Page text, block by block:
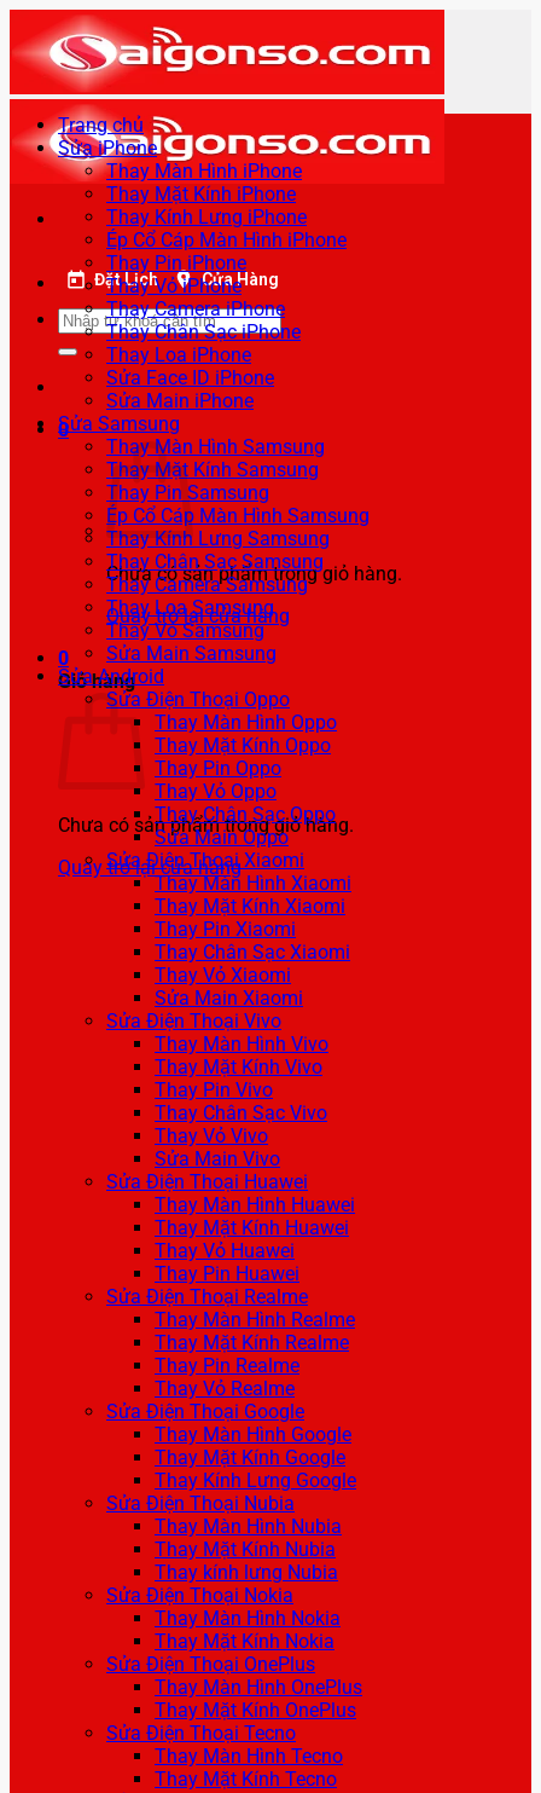
qua
nội
dung
Đặt Lịch Cửa Hàng
Tìm
kiếm:
0
Chưa có sản phẩm trong giỏ hàng.
Quay trở lại cửa hàng
0
Giỏ hàng
Chưa có sản phẩm trong giỏ hàng.
Quay trở lại cửa hàng
Trang chủ
Sửa iPhone
Thay Màn Hình iPhone
Thay Mặt Kính iPhone
Thay Kính Lưng iPhone
Ép Cổ Cáp Màn Hình iPhone
Thay Pin iPhone
Thay Vỏ iPhone
Thay Camera iPhone
Thay Chân Sạc iPhone
Thay Loa iPhone
Sửa Face ID iPhone
Sửa Main iPhone
Sửa Samsung
Thay Màn Hình Samsung
Thay Mặt Kính Samsung
Thay Pin Samsung
Ép Cổ Cáp Màn Hình Samsung
Thay Kính Lưng Samsung
Thay Chân Sạc Samsung
Thay Camera Samsung
Thay Loa Samsung
Thay Vỏ Samsung
Sửa Main Samsung
Sửa Android
Sửa Điện Thoại Oppo
Thay Màn Hình Oppo
Thay Mặt Kính Oppo
Thay Pin Oppo
Thay Vỏ Oppo
Thay Chân Sạc Oppo
Sửa Main Oppo
Sửa Điện Thoại Xiaomi
Thay Màn Hình Xiaomi
Thay Mặt Kính Xiaomi
Thay Pin Xiaomi
Thay Chân Sạc Xiaomi
Thay Vỏ Xiaomi
Sửa Main Xiaomi
Sửa Điện Thoại Vivo
Thay Màn Hình Vivo
Thay Mặt Kính Vivo
Thay Pin Vivo
Thay Chân Sạc Vivo
Thay Vỏ Vivo
Sửa Main Vivo
Sửa Điện Thoại Huawei
Thay Màn Hình Huawei
Thay Mặt Kính Huawei
Thay Vỏ Huawei
Thay Pin Huawei
Sửa Điện Thoại Realme
Thay Màn Hình Realme
Thay Mặt Kính Realme
Thay Pin Realme
Thay Vỏ Realme
Sửa Điện Thoại Google
Thay Màn Hình Google
Thay Mặt Kính Google
Thay Kính Lưng Google
Sửa Điện Thoại Nubia
Thay Màn Hình Nubia
Thay Mặt Kính Nubia
Thay kính lưng Nubia
Sửa Điện Thoại Nokia
Thay Màn Hình Nokia
Thay Mặt Kính Nokia
Sửa Điện Thoại OnePlus
Thay Màn Hình OnePlus
Thay Mặt Kính OnePlus
Sửa Điện Thoại Tecno
Thay Màn Hình Tecno
Thay Mặt Kính Tecno